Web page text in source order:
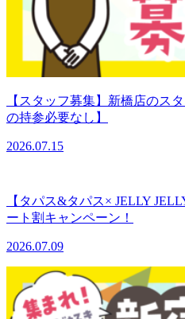
【スタッフ募集】新橋店のス
の持参必要なし】
2026.07.15
【タパス&タパス× JELLY
ート割キャンペーン！
2026.07.09